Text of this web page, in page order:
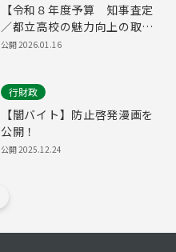
【令和８年度予算 知事査定
／都立高校の魅力向上の取
組】
公開2026.01.16
行財政
【闇バイト】防止啓発漫画を
公開！
公開2025.12.24